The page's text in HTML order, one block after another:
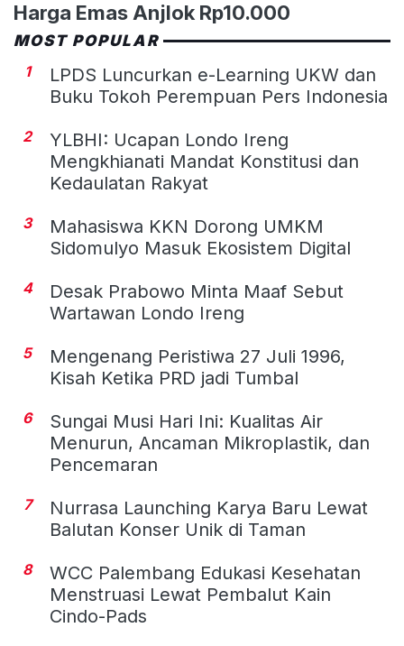
Harga Emas Anjlok Rp10.000
MOST POPULAR
1
LPDS Luncurkan e-Learning UKW dan
Buku Tokoh Perempuan Pers Indonesia
2
YLBHI: Ucapan Londo Ireng
Mengkhianati Mandat Konstitusi dan
Kedaulatan Rakyat
3
Mahasiswa KKN Dorong UMKM
Sidomulyo Masuk Ekosistem Digital
4
Desak Prabowo Minta Maaf Sebut
Wartawan Londo Ireng
5
Mengenang Peristiwa 27 Juli 1996,
Kisah Ketika PRD jadi Tumbal
6
Sungai Musi Hari Ini: Kualitas Air
Menurun, Ancaman Mikroplastik, dan
Pencemaran
7
Nurrasa Launching Karya Baru Lewat
Balutan Konser Unik di Taman
8
WCC Palembang Edukasi Kesehatan
Menstruasi Lewat Pembalut Kain
Cindo-Pads